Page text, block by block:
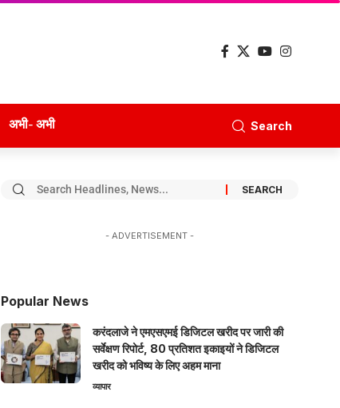
अभी- अभी Search
- ADVERTISEMENT -
Popular News
करंदलाजे ने एमएसएमई डिजिटल खरीद पर जारी की
सर्वेक्षण रिपोर्ट, 80 प्रतिशत इकाइयों ने डिजिटल
खरीद को भविष्य के लिए अहम माना
व्यापार